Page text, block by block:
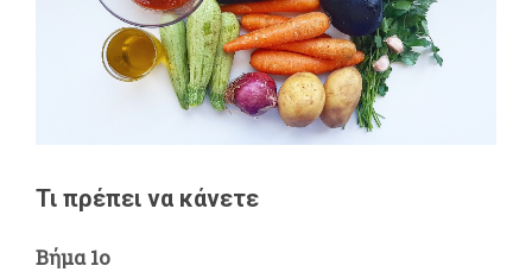
Τι πρέπει να κάνετε
Βήμα 1ο